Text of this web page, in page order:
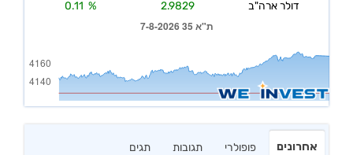
אחרונים פופולרי תגובות תגים